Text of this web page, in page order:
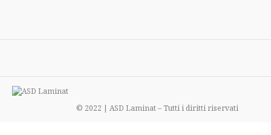
© 2022 | ASD Laminat – Tutti i diritti riservati